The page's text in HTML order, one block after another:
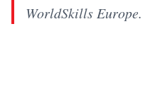
WorldSkills Europe.